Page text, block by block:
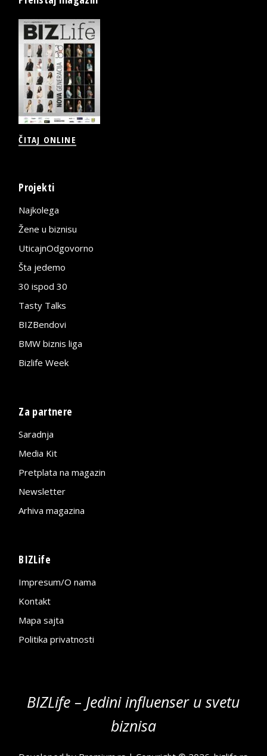
ČITAJ ONLINE
Projekti
Najkolega
Žene u biznisu
UticajnOdgovorno
Šta jedemo
30 ispod 30
Tasty Talks
BIZBendovi
BMW biznis liga
Bizlife Week
Za partnere
Saradnja
Media Kit
Pretplata na magazin
Newsletter
Arhiva magazina
BIZLife
Impresum/O nama
Kontakt
Mapa sajta
Politika privatnosti
BIZLife – Jedini influenser u svetu
biznisa